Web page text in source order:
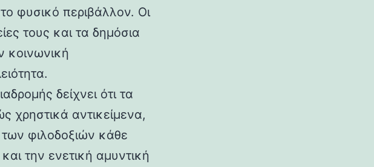
φυσικό περιβάλλον. Οι
τους και τα δημόσια
κοινωνική
δείχνει ότι τα
χρηστικά αντικείμενα,
φιλοδοξιών κάθε
την ενετική αμυντική